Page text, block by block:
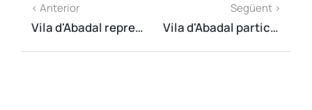
< Anterior
Vila d'Abadal representa l'AMI a la cinquena reunió del Pacte Nacional pel Dret a Decidir
Següent >
Vila d'Abadal participarà a l'acte unitari pel Sí-Sí de Vic